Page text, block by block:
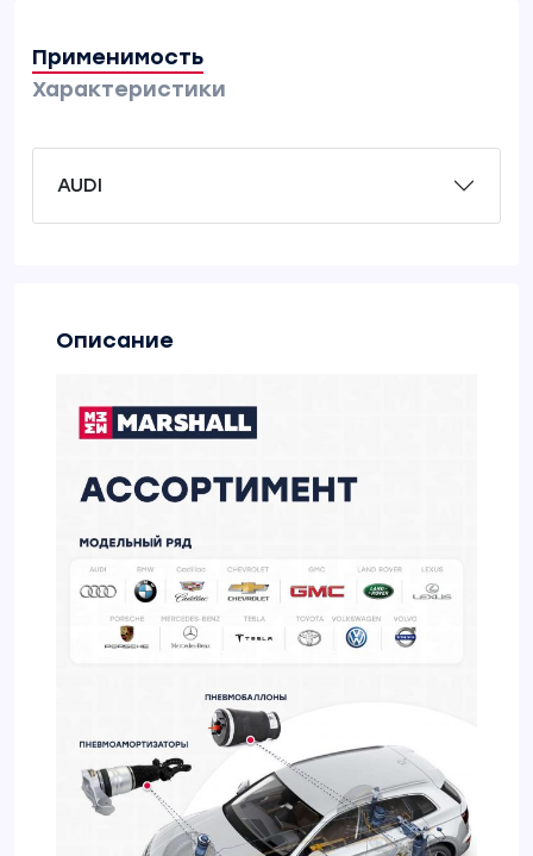
Применимость
Характеристики
AUDI
Описание